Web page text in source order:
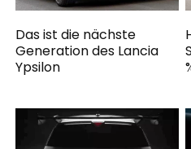
Das ist die nächste
Generation des Lancia
Ypsilon